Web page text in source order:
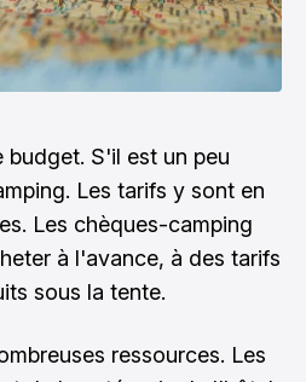
S'il est un peu
Les tarifs y sont en
Les chèques-camping
à l'avance, à des tarifs
sous la tente.
ressources. Les